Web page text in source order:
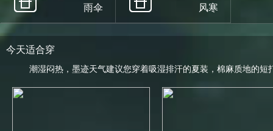
雨伞
风寒
今天适合穿
潮湿闷热，墨迹天气建议您穿着吸湿排汗的夏装，棉麻质地的短